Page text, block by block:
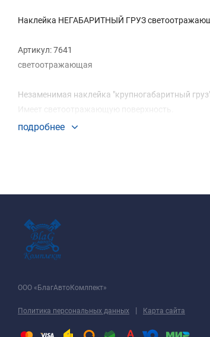
Наклейка НЕГАБАРИТНЫЙ ГРУЗ
Артикул: 7641
светоотражающая
Незаменимая наклейка "крупногабаритный
Имеет светоотражающую поверхность.
подробнее
ООО «БлагАвтоКомлпект»
Политика персональных данных | Карта сайта